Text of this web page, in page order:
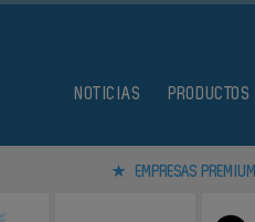
NOTICIAS PRODUCTOS
EMPRESAS PREMIUM